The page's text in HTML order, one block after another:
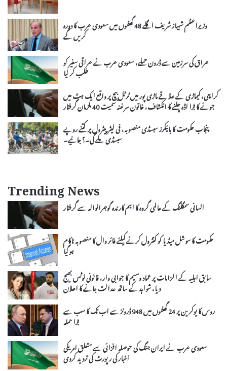
وزیراعظم شہباز شریف اگلے 48 گھنٹوں میں سعودی عرب کا دورہ
کریں گے
عراق کی سرزمین سے ڈرون حملے، سعودی عرب نے عراقی سفیر کو
طلب کر لیا
کراچی، کیماڑی کے علاقے ماڑی پور میں ٹرٹل بیچ پر واقع ایک ہٹ میں
جوئے کا بڑا اڈہ چلنے کا انکشاف، خاتون سرغنہ سمیت 40 ملزمان گرفتار
پنجاب حکومت کا بائیکرز سبسڈی منصوبہ، فی لیٹر پیٹرول پر کتنے روپے
سبسڈی ملے گی۔؟ جانیے۔
Trending News
انسانی سمگلنگ کے عالمی گروہ کا اہم کارندہ گوجرانوالہ سے گرفتار
حکومت کا سوشل میڈیا کو کنٹرول کرنے کیلئے فائر وال کا منصوبہ ناکام
ہو گیا
سابق اہلیہ کے الزامات پر عماد وسیم کا جوابی وار، قانونی نوٹس بھیج
دیا، شواہد کے ساتھ عدالت جانے کا اعلان
روس کا یوکرین پر 24 گھنٹوں میں 948 ڈرونز سے اب تک کا سب سے
بڑا حملہ
سعودی عرب نے ایران جنگ کی حوصلہ افزائی سے متعلق امریکی
اخبار کی رپورٹ کی تردید کردی